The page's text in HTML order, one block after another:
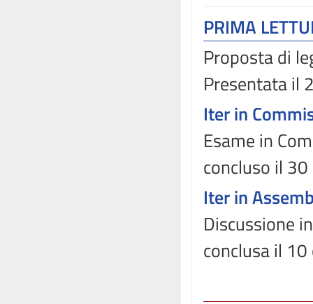
PRIMA
Proposta di
Presentata il
Iter in
Esame in
concluso il
Iter in
Discussione
conclusa il